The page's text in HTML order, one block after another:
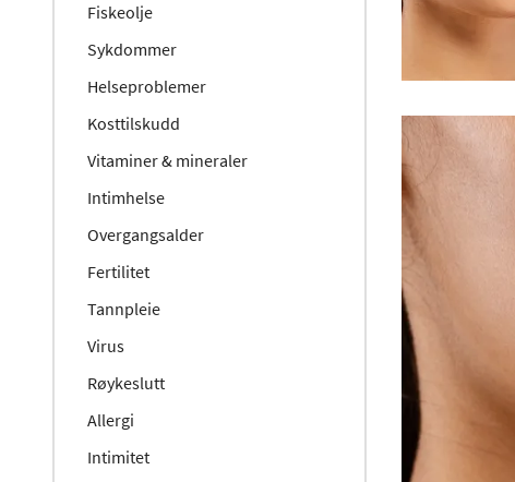
Fiskeolje
Sykdommer
Helseproblemer
Kosttilskudd
Vitaminer & mineraler
Intimhelse
Overgangsalder
Fertilitet
Tannpleie
Virus
Røykeslutt
Allergi
Intimitet